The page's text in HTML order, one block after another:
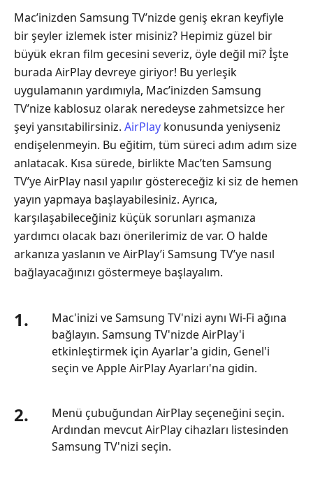
2.
iPhone'dan
Samsung
TV'ye
AirPlay
Bölüm
AirPlay
iPad'den
Samsung
TV'ye
Bölüm
4.
Android'den
Samsung
TV'ye
Nasıl
Yapılır
Bölüm
5.
Samsung
TV'ye
Bağlanamıyor
Mac’inizden Samsung TV’nizde geniş ekran keyfiyle
bir şeyler izlemek ister misiniz? Hepimiz güzel bir
büyük ekran film gecesini severiz, öyle değil mi? İşte
burada AirPlay devreye giriyor! Bu yerleşik
uygulamanın yardımıyla, Mac’inizden Samsung
TV’nize kablosuz olarak neredeyse zahmetsizce her
şeyi yansıtabilirsiniz. AirPlay konusunda yeniyseniz
endişelenmeyin. Bu eğitim, tüm süreci adım adım size
anlatacak. Kısa sürede, birlikte Mac’ten Samsung
TV’ye AirPlay nasıl yapılır göstereceğiz ki siz de hemen
yayın yapmaya başlayabilesiniz. Ayrıca,
karşılaşabileceğiniz küçük sorunları aşmanıza
yardımcı olacak bazı önerilerimiz de var. O halde
arkanıza yaslanın ve AirPlay’i Samsung TV’ye nasıl
bağlayacağınızı göstermeye başlayalım.
1.
Mac'inizi ve Samsung TV'nizi aynı Wi-Fi ağına
bağlayın. Samsung TV'nizde AirPlay'i
etkinleştirmek için Ayarlar'a gidin, Genel'i
seçin ve Apple AirPlay Ayarları'na gidin.
2.
Menü çubuğundan AirPlay seçeneğini seçin.
Ardından mevcut AirPlay cihazları listesinden
Samsung TV'nizi seçin.